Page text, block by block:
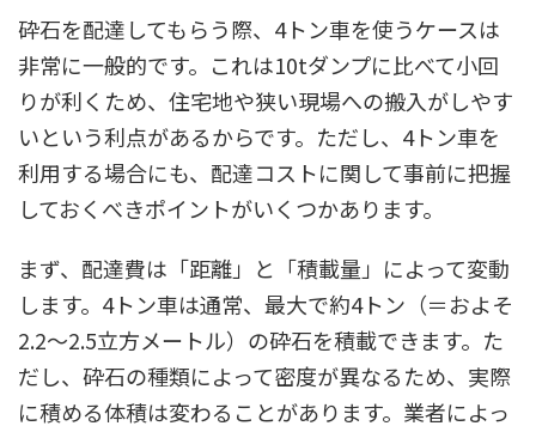
砕石を配達してもらう際、4トン車を使うケースは
非常に一般的です。これは10tダンプに比べて小回
りが利くため、住宅地や狭い現場への搬入がしやす
いという利点があるからです。ただし、4トン車を
利用する場合にも、配達コストに関して事前に把握
しておくべきポイントがいくつかあります。
まず、配達費は「距離」と「積載量」によって変動
します。4トン車は通常、最大で約4トン（＝およそ
2.2〜2.5立方メートル）の砕石を積載できます。た
だし、砕石の種類によって密度が異なるため、実際
に積める体積は変わることがあります。業者によっ